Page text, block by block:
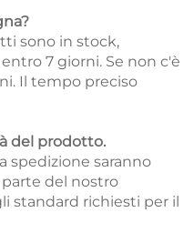
sono in stock,
7 giorni. Se non c'è
Il tempo preciso
del prodotto.
spedizione saranno
del nostro
standard richiesti per il